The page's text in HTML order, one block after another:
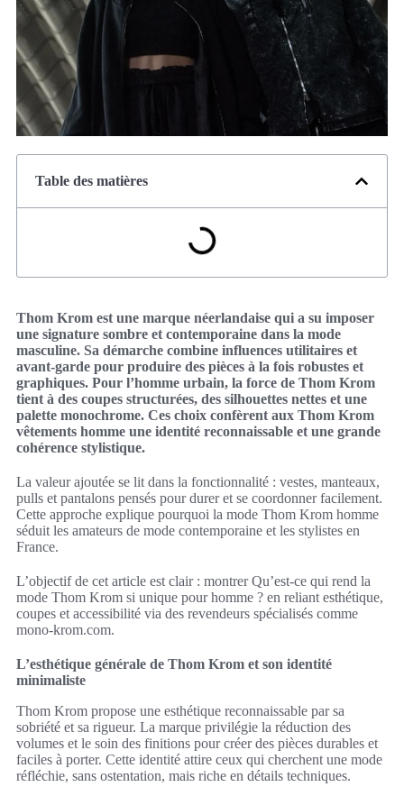
Table des matières
Thom Krom est une marque néerlandaise qui a su imposer
une signature sombre et contemporaine dans la mode
masculine. Sa démarche combine influences utilitaires et
avant‑garde pour produire des pièces à la fois robustes et
graphiques. Pour l’homme urbain, la force de Thom Krom
tient à des coupes structurées, des silhouettes nettes et une
palette monochrome. Ces choix confèrent aux Thom Krom
vêtements homme une identité reconnaissable et une grande
cohérence stylistique.
La valeur ajoutée se lit dans la fonctionnalité : vestes, manteaux,
pulls et pantalons pensés pour durer et se coordonner facilement.
Cette approche explique pourquoi la mode Thom Krom homme
séduit les amateurs de mode contemporaine et les stylistes en
France.
L’objectif de cet article est clair : montrer Qu’est-ce qui rend la
mode Thom Krom si unique pour homme ? en reliant esthétique,
coupes et accessibilité via des revendeurs spécialisés comme
mono-krom.com.
L’esthétique générale de Thom Krom et son identité
minimaliste
Thom Krom propose une esthétique reconnaissable par sa
sobriété et sa rigueur. La marque privilégie la réduction des
volumes et le soin des finitions pour créer des pièces durables et
faciles à porter. Cette identité attire ceux qui cherchent une mode
réfléchie, sans ostentation, mais riche en détails techniques.